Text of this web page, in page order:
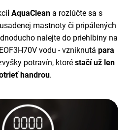
i AquaClean a rozlúčte sa s
mastnoty či pripálených
nalejte do priehlbiny na
vodu - vzniknutá para
potravín, ktoré stačí už len
handrou.